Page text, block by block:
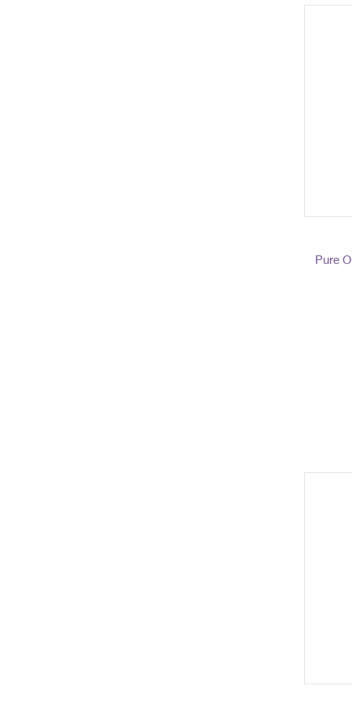
Pure